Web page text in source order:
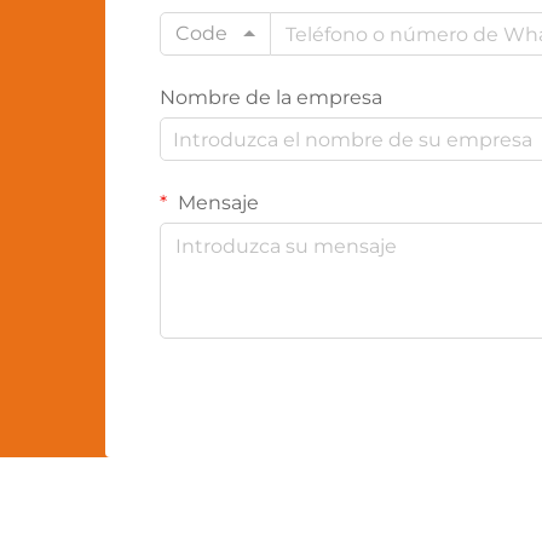
Code
Nombre de la empresa
Mensaje